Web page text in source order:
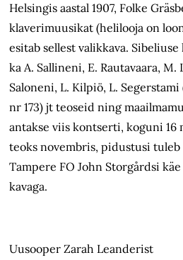
Helsingis aastal 1907, Folke
klaverimuusikat (helilooja on
esitab sellest valikkava.
ka A. Sallineni, E. Rautavaara,
Saloneni, L. Kilpiö, L.
nr 173) jt teoseid ning
antakse viis kontserti, koguni 16
teoks novembris, pidustusi
Tampere FO John Storgårdsi
kavaga.
Uusooper Zarah Leanderist